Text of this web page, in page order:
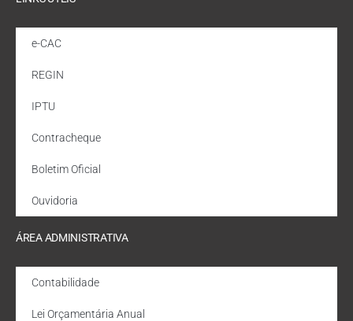
e-CAC
REGIN
IPTU
Contracheque
Boletim Oficial
Ouvidoria
ÁREA ADMINISTRATIVA
Contabilidade
Lei Orçamentária Anual